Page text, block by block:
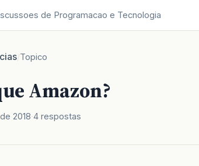
de Programacao e Tecnologia
/Topico
Amazon?
2018 4 respostas